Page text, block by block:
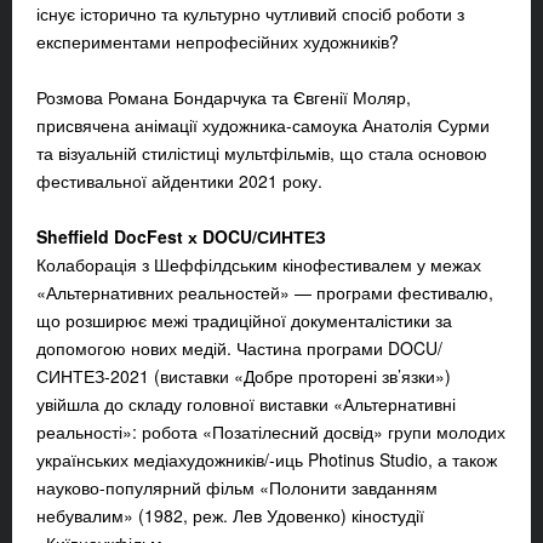
існує історично та культурно чутливий спосіб роботи з
експериментами непрофесійних художників?
Розмова Романа Бондарчука та Євгенії Моляр,
присвячена анімації художника-самоука Анатолія Сурми
та візуальній стилістиці мультфільмів, що стала основою
фестивальної айдентики 2021 року.
Sheffield DocFest х DOCU/СИНТЕЗ
Колаборація з Шеффілдським кінофестивалем у межах
«Альтернативних реальностей» — програми фестивалю,
що розширює межі традиційної документалістики за
допомогою нових медій. Частина програми DOCU/
СИНТЕЗ-2021 (виставки «Добре проторені зв’язки»)
увійшла до складу головної виставки «Альтернативні
реальності»: робота «Позатілесний досвід» групи молодих
українських медіахудожників/-иць Photinus Studio, а також
науково-популярний фільм «Полонити завданням
небувалим» (1982, реж. Лев Удовенко) кіностудії